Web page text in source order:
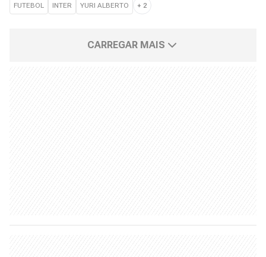
FUTEBOL INTER YURI ALBERTO + 2
CARREGAR MAIS